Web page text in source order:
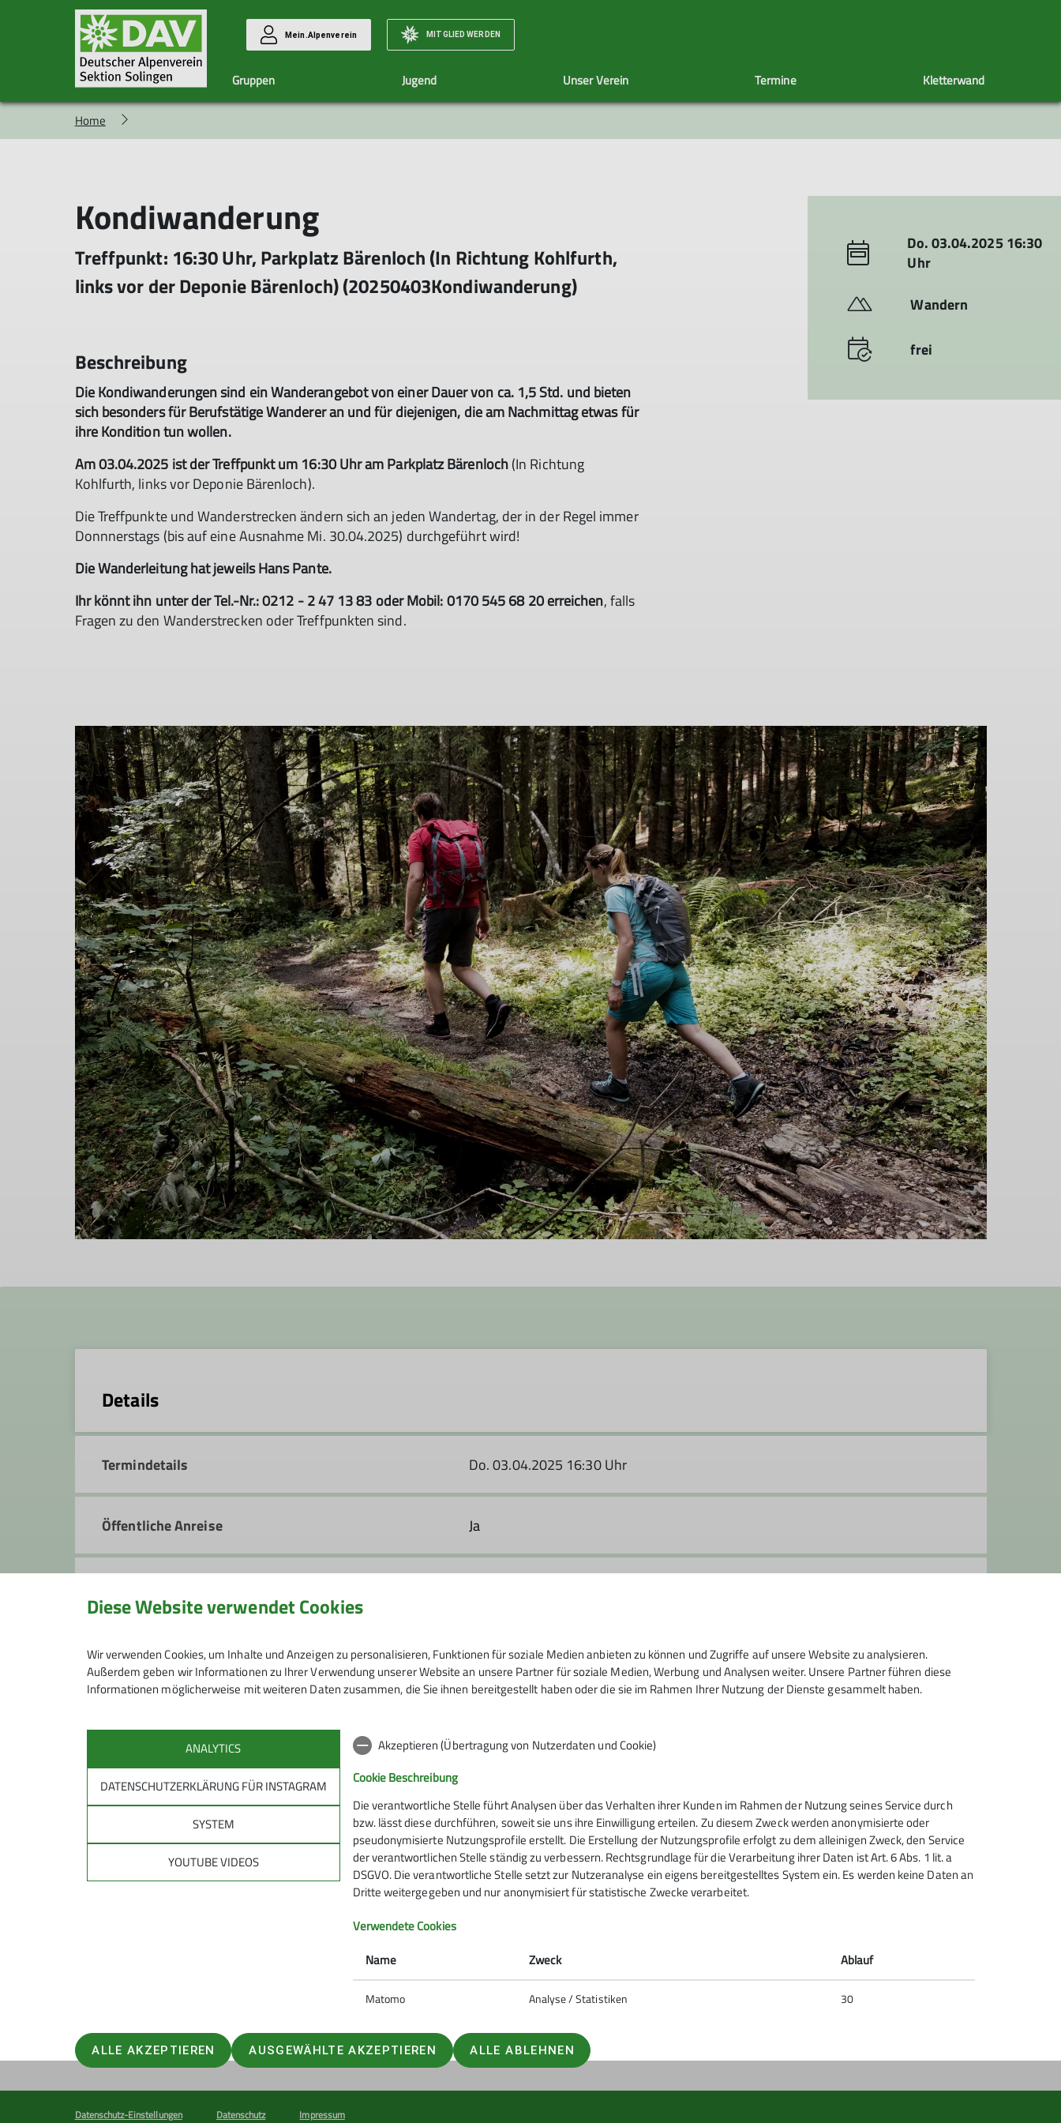
Mein.Alpenverein MITGLIED WERDEN
Gruppen
Familiengruppe Hochtourengruppe Langstreckenwandern Wandern15km+
Wandern
Naturerlebnisgruppe
Radlergruppe
Spieletreff Wintergruppe
Jugend
Das Team Unsere Termine Über Uns CRASHCAST
Unser Verein
Ehrenamt Mitgliedschaft Sektionsheft
Termine Kletterwand
Home
Kondiwanderung
Treffpunkt: 16:30 Uhr, Parkplatz Bärenloch (In Richtung Kohlfurth,
links vor der Deponie Bärenloch) (20250403Kondiwanderung)
Beschreibung
Die Kondiwanderungen sind ein Wanderangebot von einer Dauer von ca. 1,5 Std. und bieten
sich besonders für Berufstätige Wanderer an und für diejenigen, die am Nachmittag etwas für
ihre Kondition tun wollen.
Am 03.04.2025 ist der Treffpunkt um 16:30 Uhr am Parkplatz Bärenloch(In Richtung
Kohlfurth, links vor Deponie Bärenloch).
Die Treffpunkte und Wanderstrecken ändern sich an jeden Wandertag, der in der Regel immer
Donnnerstags (bis auf eine Ausnahme Mi. 30.04.2025) durchgeführt wird!
Die Wanderleitung hat jeweils Hans Pante.
Ihr könnt ihn unter der Tel.-Nr.: 0212 - 2 47 13 83 oder Mobil: 0170 545 68 20 erreichen, falls
Fragen zu den Wanderstrecken oder Treffpunkten sind.
Do. 03.04.2025 16:30
Uhr
Wandern
frei
Details
Termindetails Do. 03.04.2025 16:30 Uhr
Öffentliche Anreise Ja
Senioren Wandern
Jeden ersten Dienstag im Monat um 18:30 Uhr im Sektionszentrum Stresemannstr. 17 in Solingen-Wald
Auskunft erteilt: Werner Lindenberg Tel. 0212 – 42626
Sektion
Sektion Solingen im Deutschen
Alpenverein e.V.
Datenschutz-Einstellungen Datenschutz Impressum
Diese Website verwendet Cookies
Wir verwenden Cookies, um Inhalte und Anzeigen zu personalisieren, Funktionen für soziale Medien anbieten zu können und Zugriffe auf unsere Website zu analysieren.
Außerdem geben wir Informationen zu Ihrer Verwendung unserer Website an unsere Partner für soziale Medien, Werbung und Analysen weiter. Unsere Partner führen diese
Informationen möglicherweise mit weiteren Daten zusammen, die Sie ihnen bereitgestellt haben oder die sie im Rahmen Ihrer Nutzung der Dienste gesammelt haben.
ANALYTICS
DATENSCHUTZERKLÄRUNG FÜR INSTAGRAM
SYSTEM
YOUTUBE VIDEOS
Akzeptieren (Übertragung von Nutzerdaten und Cookie)
Cookie Beschreibung
Die verantwortliche Stelle führt Analysen über das Verhalten ihrer Kunden im Rahmen der Nutzung seines Service durch
bzw. lässt diese durchführen, soweit sie uns ihre Einwilligung erteilen. Zu diesem Zweck werden anonymisierte oder
pseudonymisierte Nutzungsprofile erstellt. Die Erstellung der Nutzungsprofile erfolgt zu dem alleinigen Zweck, den Service
der verantwortlichen Stelle ständig zu verbessern. Rechtsgrundlage für die Verarbeitung ihrer Daten ist Art. 6 Abs. 1 lit. a
DSGVO. Die verantwortliche Stelle setzt zur Nutzeranalyse ein eigens bereitgestelltes System ein. Es werden keine Daten an
Dritte weitergegeben und nur anonymisiert für statistische Zwecke verarbeitet.
Verwendete Cookies
Name
Zweck Ablauf
Matomo Analyse / Statistiken 30
ALLE AKZEPTIEREN AUSGEWÄHLTE AKZEPTIEREN ALLE ABLEHNEN